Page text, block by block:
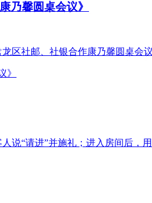
乃馨圆桌会议》
区社邮、社银合作康乃馨圆桌会议
“请进”并施礼；进入房间后，用